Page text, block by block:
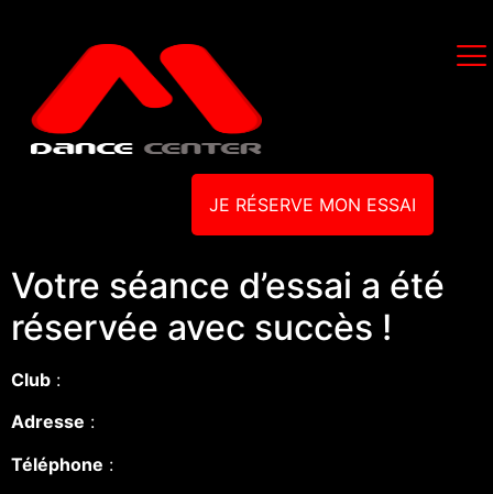
JE RÉSERVE MON ESSAI
Votre séance d’essai a été
réservée avec succès !
Club :
Adresse :
Téléphone :